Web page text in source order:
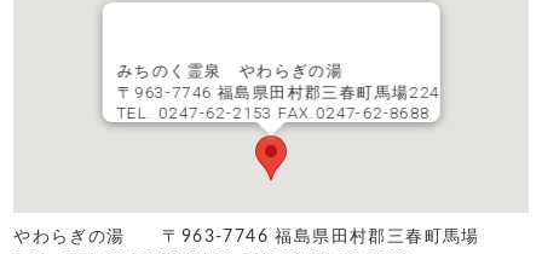
みちのく霊泉 やわらぎの湯
〒963-7746 福島県田村郡三春町馬場224
TEL. 0247-62-2153 FAX.0247-62-8688
やわらぎの湯 〒963-7746 福島県田村郡三春町馬場